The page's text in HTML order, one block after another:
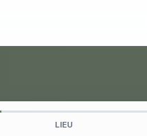
LIEU